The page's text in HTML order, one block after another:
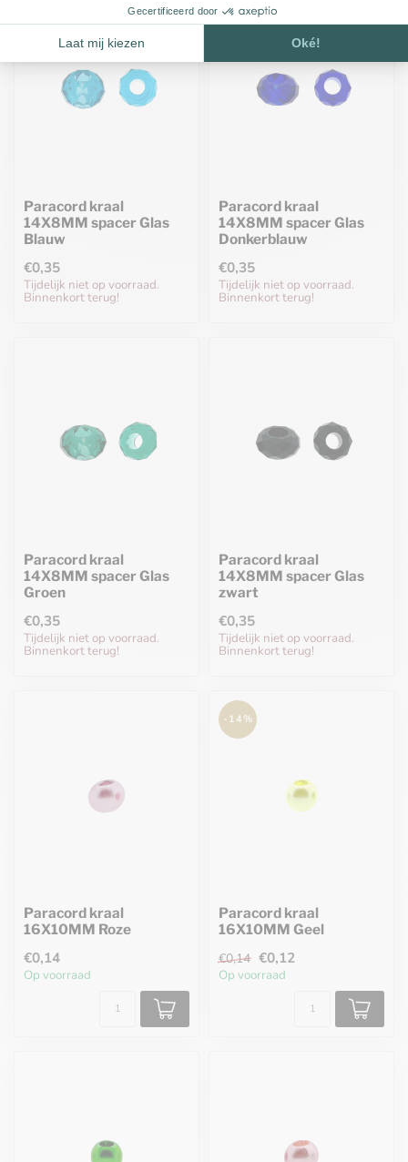
Paracord kraal
14X8MM spacer Glas
Blauw
€0,35
Tijdelijk niet op voorraad.
Binnenkort terug!
Paracord kraal
14X8MM spacer Glas
Donkerblauw
€0,35
Tijdelijk niet op voorraad.
Binnenkort terug!
Paracord kraal
14X8MM spacer Glas
Groen
€0,35
Tijdelijk niet op voorraad.
Binnenkort terug!
Paracord kraal
14X8MM spacer Glas
zwart
€0,35
Tijdelijk niet op voorraad.
Binnenkort terug!
Paracord kraal
16X10MM Roze
€0,14
Op voorraad
-14%
Paracord kraal
16X10MM Geel
€0,14 €0,12
Op voorraad